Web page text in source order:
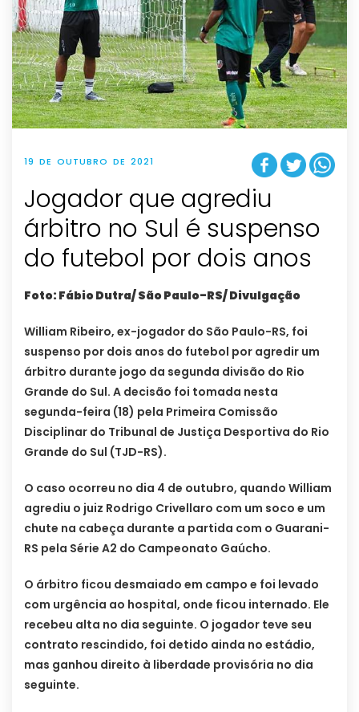
19 DE OUTUBRO DE 2021
Jogador que agrediu
árbitro no Sul é suspenso
do futebol por dois anos
Foto: Fábio Dutra/ São Paulo-RS/ Divulgação
William Ribeiro, ex-jogador do São Paulo-RS, foi
suspenso por dois anos do futebol por agredir um
árbitro durante jogo da segunda divisão do Rio
Grande do Sul. A decisão foi tomada nesta
segunda-feira (18) pela Primeira Comissão
Disciplinar do Tribunal de Justiça Desportiva do Rio
Grande do Sul (TJD-RS).
O caso ocorreu no dia 4 de outubro, quando William
agrediu o juiz Rodrigo Crivellaro com um soco e um
chute na cabeça durante a partida com o Guarani-
RS pela Série A2 do Campeonato Gaúcho.
O árbitro ficou desmaiado em campo e foi levado
com urgência ao hospital, onde ficou internado. Ele
recebeu alta no dia seguinte. O jogador teve seu
contrato rescindido, foi detido ainda no estádio,
mas ganhou direito à liberdade provisória no dia
seguinte.